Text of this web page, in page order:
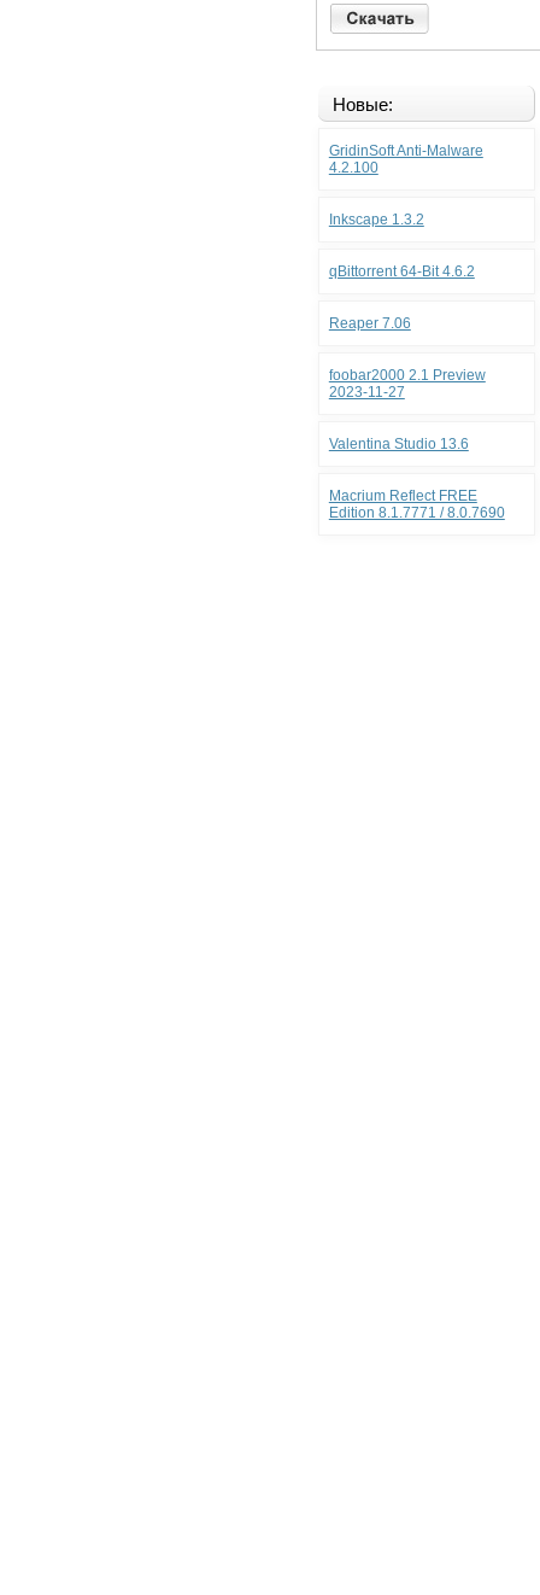
Новые:
GridinSoft Anti-Malware
4.2.100
Inkscape 1.3.2
qBittorrent 64-Bit 4.6.2
Reaper 7.06
foobar2000 2.1 Preview
2023-11-27
Valentina Studio 13.6
Macrium Reflect FREE
Edition 8.1.7771 / 8.0.7690